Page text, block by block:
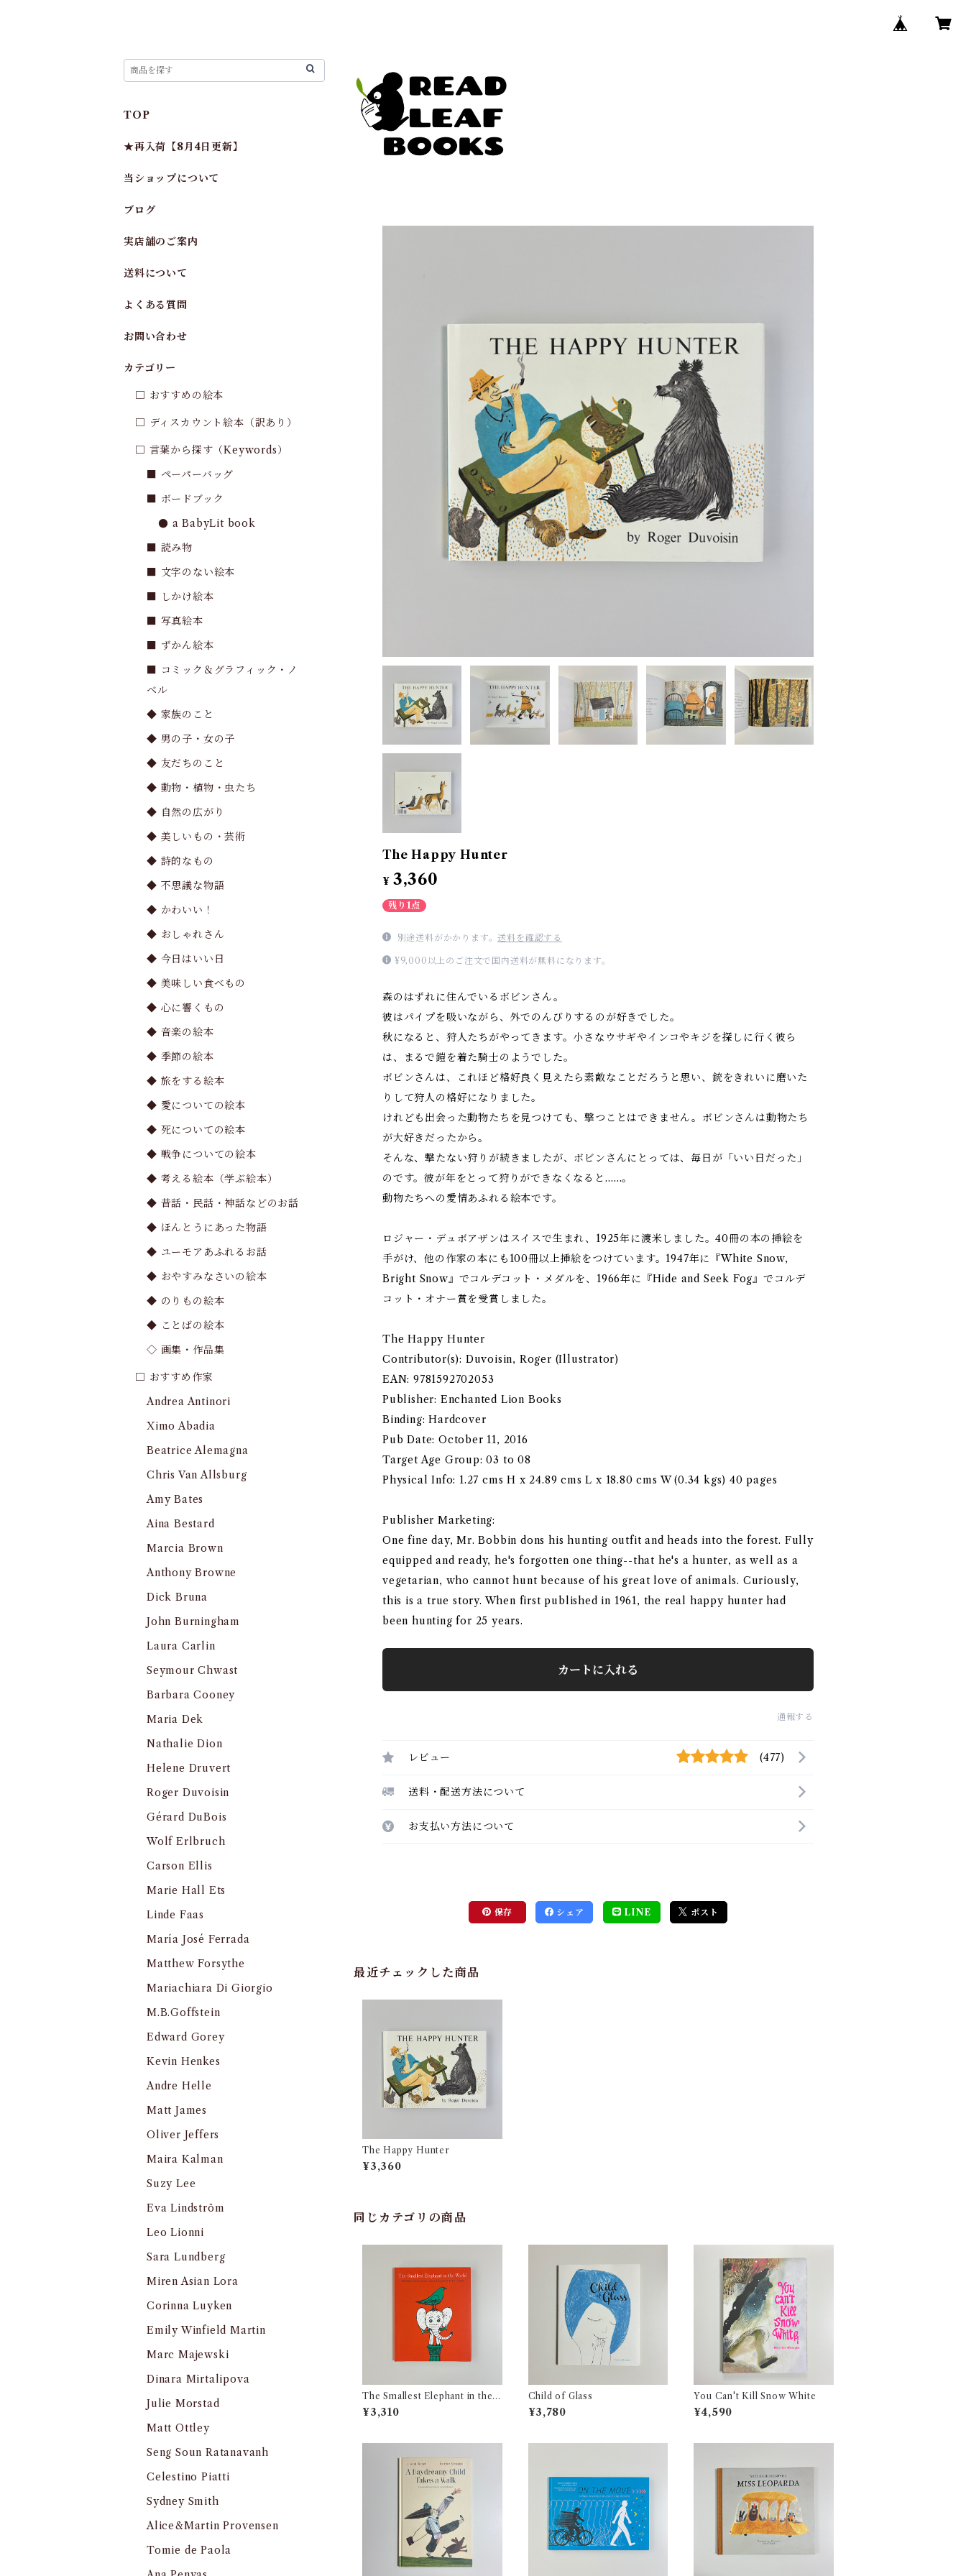
The Happy Hunter
¥ 3,360
残り1点
別途送料がかかります。送料を確認する
¥9,000以上のご注文で国内送料が無料になります。
森のはずれに住んでいるボビンさん。
彼はパイプを吸いながら、外でのんびりするのが好きでした。
秋になると、狩人たちがやってきます。小さなウサギやインコやキジを探しに行く彼ら
は、まるで鎧を着た騎士のようでした。
ボビンさんは、これほど格好良く見えたら素敵なことだろうと思い、銃をきれいに磨いた
りして狩人の格好になりました。
けれども出会った動物たちを見つけても、撃つことはできません。ボビンさんは動物たち
が大好きだったから。
そんな、撃たない狩りが続きましたが、ボビンさんにとっては、毎日が「いい日だった」
のです。彼が年をとって狩りができなくなると……。
動物たちへの愛情あふれる絵本です。
ロジャー・デュボアザンはスイスで生まれ、1925年に渡米しました。40冊の本の挿絵を
手がけ、他の作家の本にも100冊以上挿絵をつけています。1947年に『White Snow,
Bright Snow』でコルデコット・メダルを、1966年に『Hide and Seek Fog』でコルデ
コット・オナー賞を受賞しました。
The Happy Hunter
Contributor(s): Duvoisin, Roger (Illustrator)
EAN: 9781592702053
Publisher: Enchanted Lion Books
Binding: Hardcover
Pub Date: October 11, 2016
Target Age Group: 03 to 08
Physical Info: 1.27 cms H x 24.89 cms L x 18.80 cms W (0.34 kgs) 40 pages
Publisher Marketing:
One fine day, Mr. Bobbin dons his hunting outfit and heads into the forest. Fully
equipped and ready, he's forgotten one thing--that he's a hunter, as well as a
vegetarian, who cannot hunt because of his great love of animals. Curiously,
this is a true story. When first published in 1961, the real happy hunter had
been hunting for 25 years.
カートに入れる
通報する
レビュー (477)
送料・配送方法について
お支払い方法について
保存 シェア LINE ポスト
最近チェックした商品
The Happy Hunter
¥3,360
同じカテゴリの商品
The Smallest Elephant in the
World
¥3,310
Child of Glass
¥3,780
You Can't Kill Snow White
¥4,590
TOP
★再入荷【8月4日更新】
当ショップについて
ブログ
実店舗のご案内
送料について
よくある質問
お問い合わせ
カテゴリー
□ おすすめの絵本
□ ディスカウント絵本（訳あり）
□ 言葉から探す（Keywords）
■ ペーパーバッグ
■ ボードブック
● a BabyLit book
■ 読み物
■ 文字のない絵本
■ しかけ絵本
■ 写真絵本
■ ずかん絵本
■ コミック＆グラフィック・ノ
ベル
◆ 家族のこと
◆ 男の子・女の子
◆ 友だちのこと
◆ 動物・植物・虫たち
◆ 自然の広がり
◆ 美しいもの・芸術
◆ 詩的なもの
◆ 不思議な物語
◆ かわいい！
◆ おしゃれさん
◆ 今日はいい日
◆ 美味しい食べもの
◆ 心に響くもの
◆ 音楽の絵本
◆ 季節の絵本
◆ 旅をする絵本
◆ 愛についての絵本
◆ 死についての絵本
◆ 戦争についての絵本
◆ 考える絵本（学ぶ絵本）
◆ 昔話・民話・神話などのお話
◆ ほんとうにあった物語
◆ ユーモアあふれるお話
◆ おやすみなさいの絵本
◆ のりもの絵本
◆ ことばの絵本
◇ 画集・作品集
□ おすすめ作家
Andrea Antinori
Ximo Abadia
Beatrice Alemagna
Chris Van Allsburg
Amy Bates
Aina Bestard
Marcia Brown
Anthony Browne
Dick Bruna
John Burningham
Laura Carlin
Seymour Chwast
Barbara Cooney
Maria Dek
Nathalie Dion
Helene Druvert
Roger Duvoisin
Gérard DuBois
Wolf Erlbruch
Carson Ellis
Marie Hall Ets
Linde Faas
María José Ferrada
Matthew Forsythe
Mariachiara Di Giorgio
M.B.Goffstein
Edward Gorey
Kevin Henkes
Andre Helle
Matt James
Oliver Jeffers
Maira Kalman
Suzy Lee
Eva Lindström
Leo Lionni
Sara Lundberg
Miren Asian Lora
Corinna Luyken
Emily Winfield Martin
Marc Majewski
Dinara Mirtalipova
Julie Morstad
Matt Ottley
Seng Soun Ratanavanh
Celestino Piatti
Sydney Smith
Alice&Martin Provensen
Tomie de Paola